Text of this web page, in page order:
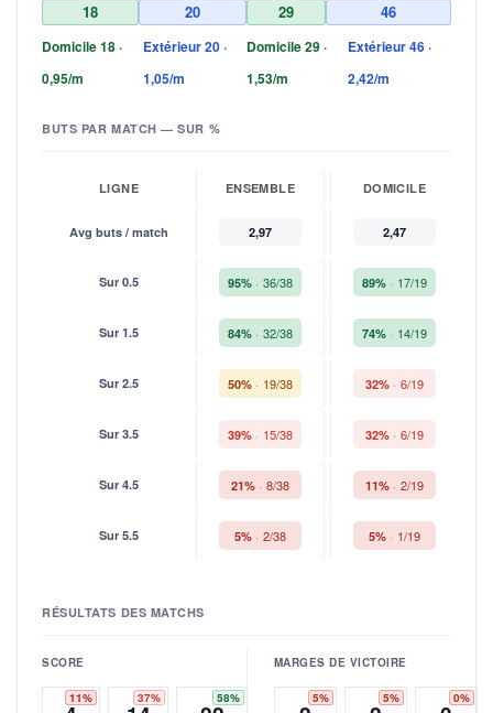
18 20
Domicile 18 ·
0,95/m
Extérieur 20 ·
1,05/m
29 46
Domicile 29 ·
1,53/m
Extérieur 46 ·
2,42/m
BUTS PAR MATCH — SUR %
LIGNE ENSEMBLE DOMICILE
Avg buts / match 2,97 2,47
Sur 0.5 95% 36/38 89% 17/19
Sur 1.5 84% 32/38 74% 14/19
Sur 2.5 50% 19/38 32% 6/19
Sur 3.5 39% 15/38 32% 6/19
Sur 4.5 21% 8/38 11% 2/19
Sur 5.5 5% 2/38 5% 1/19
RÉSULTATS DES MATCHS
SCORE
11% 37% 58%
MARGES DE VICTOIRE
5% 5% 0%